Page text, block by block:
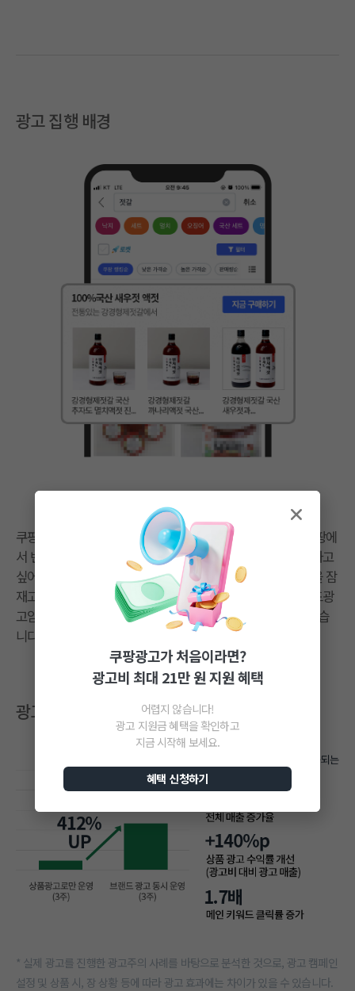
광고 집행 배경
쿠팡 입점 후 상품광고를 통해 매출 성장을 경험했습니다. 쿠팡에
서 반찬을 찾는 고객들에게 더 다양한 제품과 브랜드를 노출하고
싶어 키워드 브랜드 광고를 사용하게 되었습니다. 여러 상품을 잠
재고객에게 노출할 수 있다는 점이 가장 만족스러웠고, 브랜드광
고임에도 ROAS를 확인할 수 있다는 점이 매력적으로 느껴졌습
니다.
광고 집행 성과
* 실제 광고를 진행한 광고주의 사례를 바탕으로 분석한 것으로, 광고 캠페인
설정 및 상품 시, 장 상황 등에 따라 광고 효과에는 차이가 있을 수 있습니다.
쿠팡광고가 처음이라면?
광고비 최대 21만 원 지원 혜택
어렵지 않습니다!
광고 지원금 혜택을 확인하고
지금 시작해 보세요.
혜택 신청하기